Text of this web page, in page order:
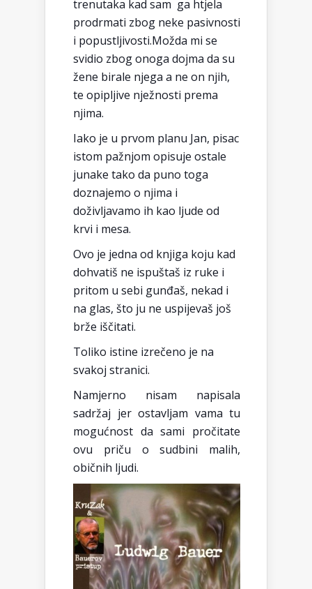
trenutaka kad sam ga htjela
prodrmati zbog neke pasivnosti
i popustljivosti.Možda mi se
svidio zbog onoga dojma da su
žene birale njega a ne on njih,
te opipljive nježnosti prema
njima.
Iako je u prvom planu Jan, pisac
istom pažnjom opisuje ostale
junake tako da puno toga
doznajemo o njima i
doživljavamo ih kao ljude od
krvi i mesa.
Ovo je jedna od knjiga koju kad
dohvatiš ne ispuštaš iz ruke i
pritom u sebi gunđaš, nekad i
na glas, što ju ne uspijevaš još
brže iščitati.
Toliko istine izrečeno je na
svakoj stranici.
Namjerno nisam napisala
sadržaj jer ostavljam vama tu
mogućnost da sami pročitate
ovu priču o sudbini malih,
običnih ljudi.